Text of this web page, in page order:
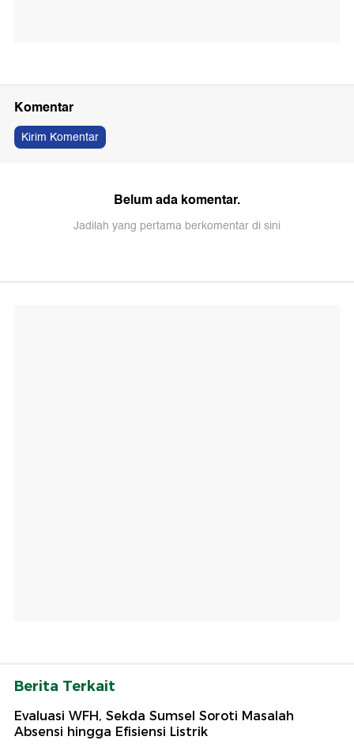
Komentar
Kirim Komentar
Belum ada komentar.
Jadilah yang pertama berkomentar di sini
Berita Terkait
Evaluasi WFH, Sekda Sumsel Soroti Masalah
Absensi hingga Efisiensi Listrik